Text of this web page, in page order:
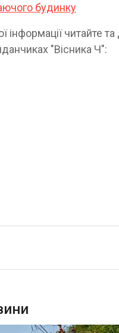
будинку
інформації читайте та
"Вісника Ч":